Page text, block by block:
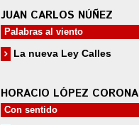
JUAN CARLOS NÚÑEZ
Palabras al viento
La nueva Ley Calles
HORACIO LÓPEZ CORONA
Con sentido